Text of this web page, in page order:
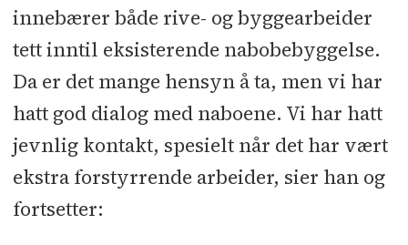
innebærer både rive- og byggearbeider
tett inntil eksisterende nabobebyggelse.
Da er det mange hensyn å ta, men vi har
hatt god dialog med naboene. Vi har hatt
jevnlig kontakt, spesielt når det har vært
ekstra forstyrrende arbeider, sier han og
fortsetter: